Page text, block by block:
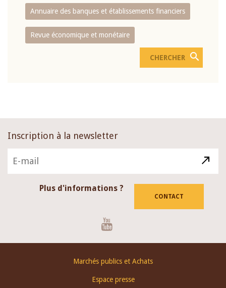
Annuaire des banques et établissements financiers
Revue économique et monétaire
Inscription à la newsletter
Plus d'informations ?
CONTACT
Marchés publics et Achats
Espace presse